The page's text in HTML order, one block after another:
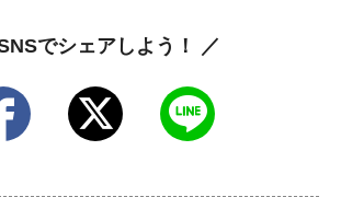
でシェアしよう！ ／